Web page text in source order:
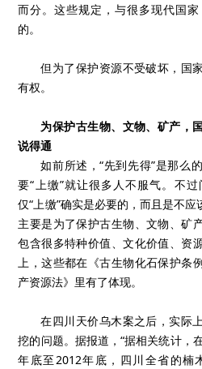
而分。这些规定，与很多现代国
的。
但为了保护资源不受破坏，国
有权。
为保护古生物、文物、矿产，
说得通
如前所述，“先到先得”是那么
要“上缴”就让很多人不服气。不
仅“上缴”确实是必要的，而且是不
主要是为了保护古生物、文物、矿
包含很多特种价值、文化价值、资
上，这些都在《古生物化石保护条
产资源法》里有了体现。
在四川天价乌木案之后，实际
挖的问题。据报道，“据相关统计，
年底至2012年底，四川全省的楠